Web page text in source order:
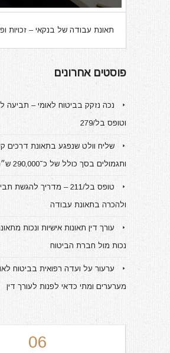
תאונת עבודה של בנקאי – זכויות
פוסטים אחרונים
וטופס בל/279
שליח וולט שנפגע בתאונת דרכים
ותגמולים בסך כולל של כ־290,000 ש״ח
טופס בל/211 – מדריך
ולהכרה בתאונת עבודה
עורך דין תאונות אישיות ונכות
נכות מול חברת הביטוח
ערעור על ועדה רפואית בביטוח
מערערים ומתי כדאי לפנות לעורך דין
06